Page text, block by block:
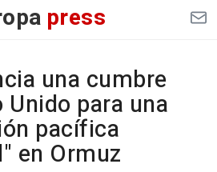
press
una cumbre
Unido para una
pacífica
en Ormuz